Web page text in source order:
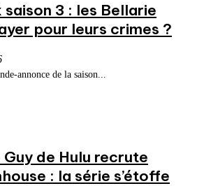
3 : les Bellarie
pour leurs crimes ?
annonce de la saison...
de Hulu recrute
: la série s’étoffe